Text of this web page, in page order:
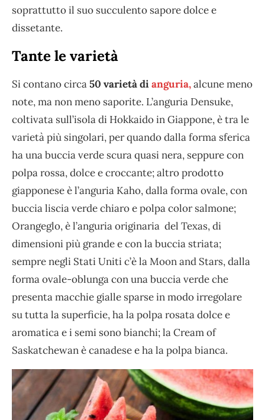
soprattutto il suo succulento sapore dolce e
dissetante.
Tante le varietà
Si contano circa50 varietà dianguria,alcune meno
note, ma non meno saporite. L’anguria Densuke,
coltivata sull’isola di Hokkaido in Giappone, è tra le
varietà più singolari, per quando dalla forma sferica
ha una buccia verde scura quasi nera, seppure con
polpa rossa, dolce e croccante; altro prodotto
giapponese è l’anguria Kaho, dalla forma ovale, con
buccia liscia verde chiaro e polpa color salmone;
Orangeglo, è l’anguria originaria del Texas, di
dimensioni più grande e con la buccia striata;
sempre negli Stati Uniti c’è la Moon and Stars, dalla
forma ovale-oblunga con una buccia verde che
presenta macchie gialle sparse in modo irregolare
su tutta la superficie, ha la polpa rosata dolce e
aromatica e i semi sono bianchi; la Cream of
Saskatchewan è canadese e ha la polpa bianca.